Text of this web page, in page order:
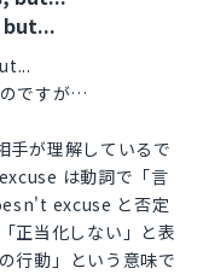
but...
ですが…
手が理解しているで
は動詞で「言
excuse と否定
正当化しない」と表
行動」という意味で